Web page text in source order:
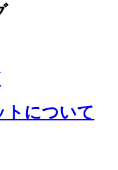
トについて